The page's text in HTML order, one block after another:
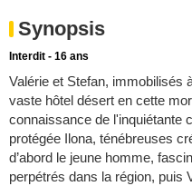
Synopsis
Interdit - 16 ans
Valérie et Stefan, immobilisés
vaste hôtel désert en cette
connaissance de l'inquiétante
protégée Ilona, ténébreuses
d’abord le jeune homme,
perpétrés dans la région, puis